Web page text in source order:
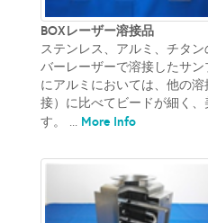
BOXレーザー溶接品
ステンレス、アルミ、チタ
バーレーザーで溶接したサ
にアルミにおいては、他の
接）に比べてビードが細く
す。 ... More Info